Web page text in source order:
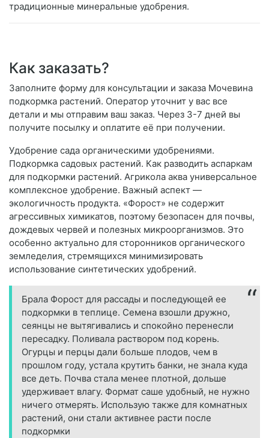
традиционные минеральные удобрения.
Как заказать?
Заполните форму для консультации и заказа Мочевина
подкормка растений. Оператор уточнит у вас все
детали и мы отправим ваш заказ. Через 3-7 дней вы
получите посылку и оплатите её при получении.
Удобрение сада органическими удобрениями.
Подкормка садовых растений. Как разводить аспаркам
для подкормки растений. Агрикола аква универсальное
комплексное удобрение. Важный аспект —
экологичность продукта. «Форост» не содержит
агрессивных химикатов, поэтому безопасен для почвы,
дождевых червей и полезных микроорганизмов. Это
особенно актуально для сторонников органического
земледелия, стремящихся минимизировать
использование синтетических удобрений.
Брала Форост для рассады и последующей ее
подкормки в теплице. Семена взошли дружно,
сеянцы не вытягивались и спокойно перенесли
пересадку. Поливала раствором под корень.
Огурцы и перцы дали больше плодов, чем в
прошлом году, устала крутить банки, не знала куда
все деть. Почва стала менее плотной, дольше
удерживает влагу. Формат саше удобный, не нужно
ничего отмерять. Использую также для комнатных
растений, они стали активнее расти после
подкормки